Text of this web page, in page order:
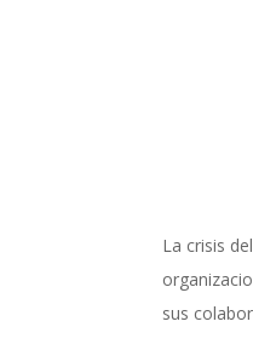
La crisis
sus